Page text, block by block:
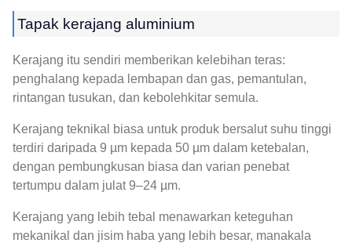
Tapak kerajang aluminium
Kerajang itu sendiri memberikan kelebihan teras:
penghalang kepada lembapan dan gas, pemantulan,
rintangan tusukan, dan kebolehkitar semula.
Kerajang teknikal biasa untuk produk bersalut suhu tinggi
terdiri daripada 9 µm kepada 50 µm dalam ketebalan,
dengan pembungkusan biasa dan varian penebat
tertumpu dalam julat 9–24 µm.
Kerajang yang lebih tebal menawarkan keteguhan
mekanikal dan jisim haba yang lebih besar, manakala